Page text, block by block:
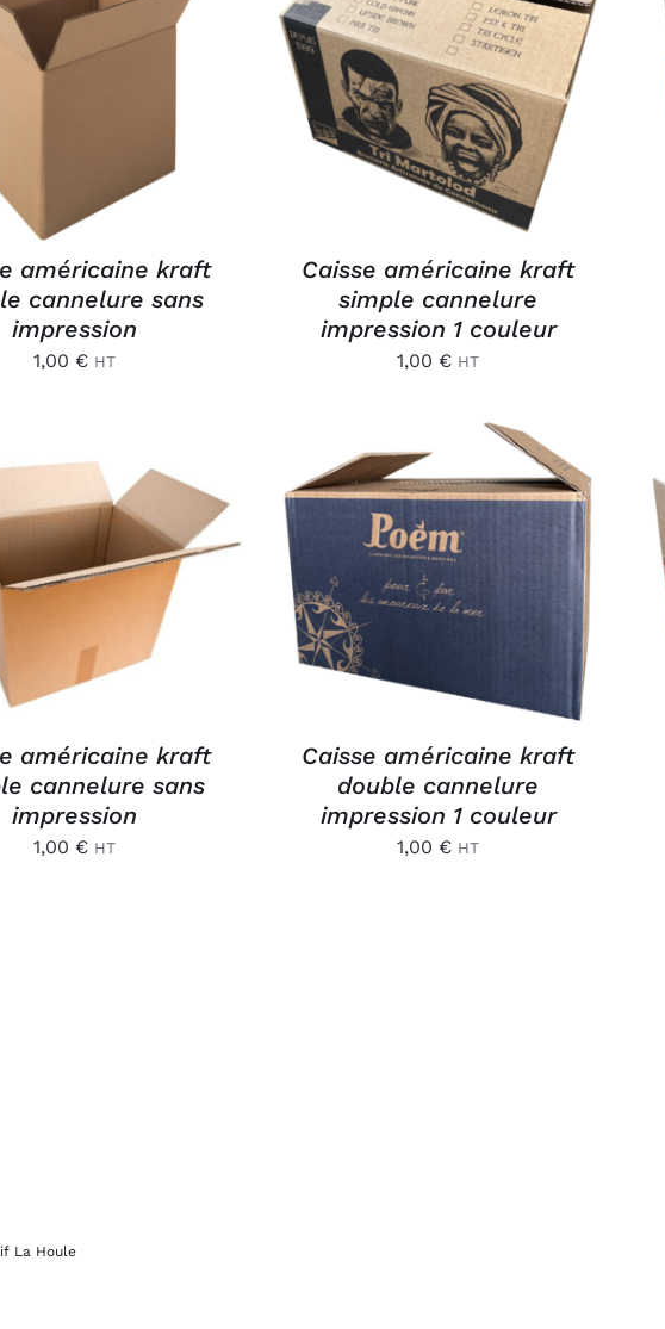
AU PANIER
américaine kraft
cannelure sans
impression
1,00 € HT
AJOUTER AU PANIER
APERÇU
Caisse américaine kraft
simple cannelure
impression 1 couleur
1,00 € HT
AU PANIER
/
APERÇU
américaine kraft
cannelure sans
impression
1,00 € HT
AJOUTER AU PANIER
APERÇU
Caisse américaine kraft
double cannelure
impression 1 couleur
1,00 € HT
La Houle